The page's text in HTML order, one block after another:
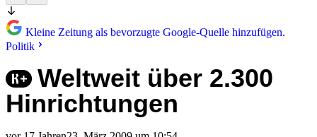
Kleine Zeitung als bevorzugte Google-Quelle hinzufügen.
Politik
Weltweit über 2.300
Hinrichtungen